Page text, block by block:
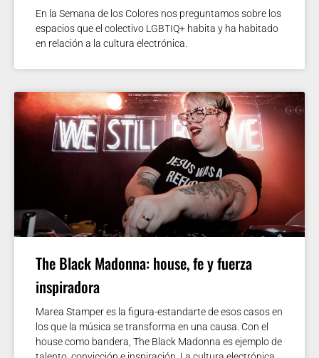
En la Semana de los Colores nos preguntamos sobre los
espacios que el colectivo LGBTIQ+ habita y ha habitado
en relación a la cultura electrónica.
The Black Madonna: house, fe y fuerza
inspiradora
Marea Stamper es la figura-estandarte de esos casos en
los que la música se transforma en una causa. Con el
house como bandera, The Black Madonna es ejemplo de